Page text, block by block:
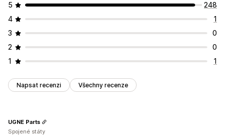
5
248
4
1
3
0
2
0
1
1
Napsat recenzi Všechny recenze
UGNE Parts
Spojené státy